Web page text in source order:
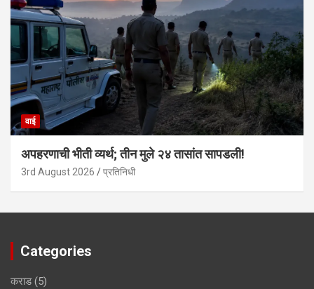
वाई
अपहरणाची भीती व्यर्थ; तीन मुले २४ तासांत सापडली!
3rd August 2026 प्रतिनिधी
Categories
कराड(5)